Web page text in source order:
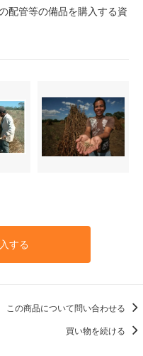
配管等の備品を購入する資
する
この商品について問い合わせる
買い物を続ける